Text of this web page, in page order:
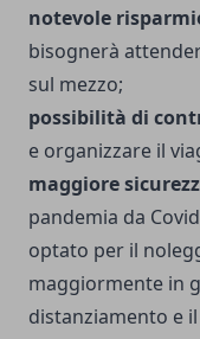
notevole
bisognerà
sul mezzo;
possibilità di
e organizzare il
maggiore
pandemia da
optato per il
maggiormente in
distanziamento e